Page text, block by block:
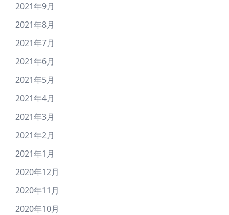
2021年9月
2021年8月
2021年7月
2021年6月
2021年5月
2021年4月
2021年3月
2021年2月
2021年1月
2020年12月
2020年11月
2020年10月